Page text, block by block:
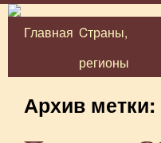
Перейти
Главная Cтраны,
регионы
Архив метки: